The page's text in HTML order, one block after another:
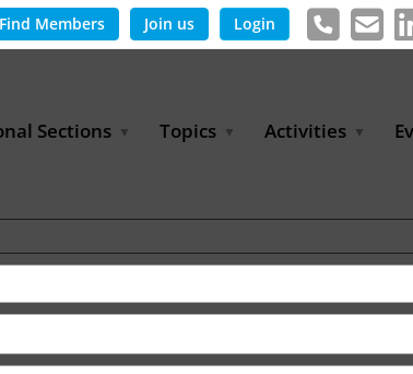
Find Members Join us Login
Sections Topics
Hydrogen
Industrial Water
Management
Operation and Capacity
Urban Water Resilience
Activities
Dialogues
Export Initiative
Environmental
International Market